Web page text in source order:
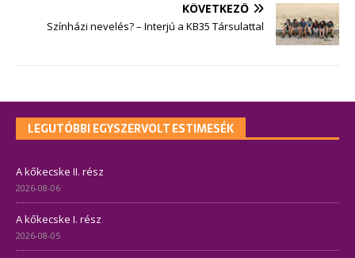
KÖVETKEZŐ
Színházi nevelés? – Interjú a KB35 Társulattal
LEGUTÓBBI EGYSZERVOLT ESTIMESÉK
A kőkecske II. rész
2026-08-06
A kőkecske I. rész
2026-08-05